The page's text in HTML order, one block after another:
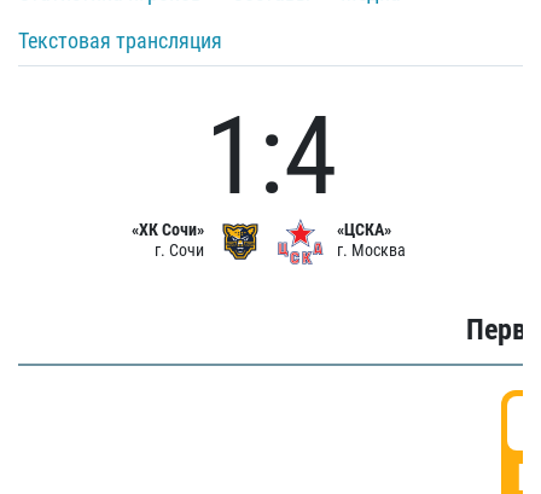
Текстовая трансляция
«ХК Сочи»
г. Сочи
1:4
«ЦСКА»
г. Москва